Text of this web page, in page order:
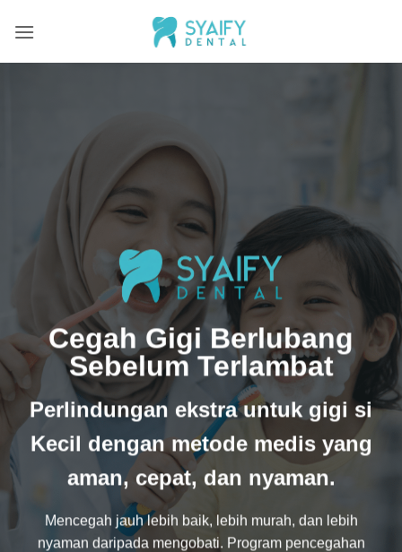
Cegah Gigi Berlubang
Sebelum Terlambat
Perlindungan ekstra untuk gigi si
Kecil dengan metode medis yang
aman, cepat, dan nyaman.
Mencegah jauh lebih baik, lebih murah, dan lebih
nyaman daripada mengobati. Program pencegahan